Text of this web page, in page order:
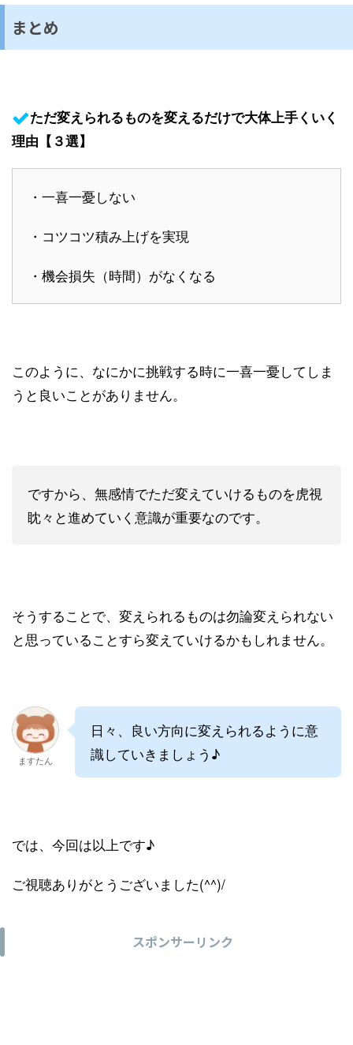
まとめ
ただ変えられるものを変えるだけで大体上手くいく
理由【３選】
・一喜一憂しない
・コツコツ積み上げを実現
・機会損失（時間）がなくなる
このように、なにかに挑戦する時に一喜一憂してしま
うと良いことがありません。
ですから、無感情でただ変えていけるものを虎視
眈々と進めていく意識が重要なのです。
そうすることで、変えられるものは勿論変えられない
と思っていることすら変えていけるかもしれません。
ますたん
日々、良い方向に変えられるように意
識していきましょう♪
では、今回は以上です♪
ご視聴ありがとうございました(^^)/
スポンサーリンク